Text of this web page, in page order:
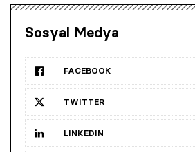
Sosyal Medya
FACEBOOK
TWITTER
LINKEDIN